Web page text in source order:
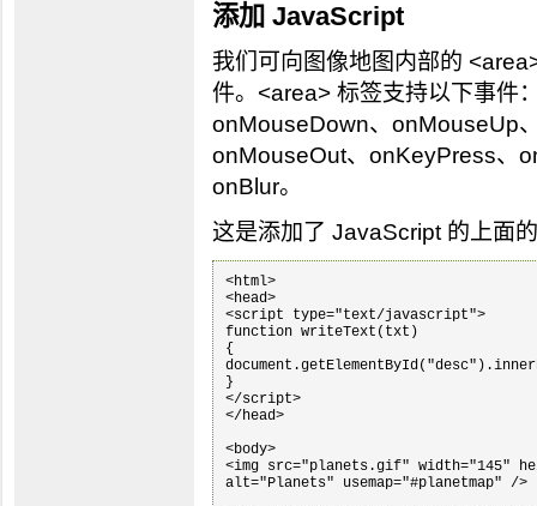
添加 JavaScript
我们可向图像地图内部的
件。<area> 标签支持以下事件
onMouseDown、onMouseUp
onMouseOut、onKeyPress、
onBlur。
这是添加了 JavaScript 的上面
<html>
<head>
<script type="text/javascript">
function writeText(txt)
{
}
</script>
</head>
<body>
<img src="planets.gif" width="145"
alt="Planets" usemap="#planetmap" />